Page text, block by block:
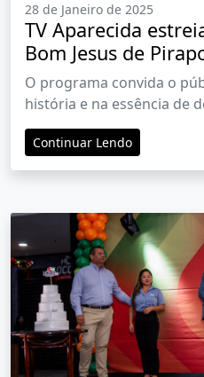
28 de Janeiro de 2025
TV Aparecida
Bom Jesus de
O programa convida o
história e na essência de
gerações
Continuar Lendo